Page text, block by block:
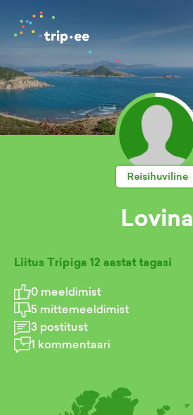
Reisihuviline
Lovina
Liitus Tripiga 12 aastat tagasi
0 meeldimist
5 mittemeeldimist
3 postitust
1 kommentaari